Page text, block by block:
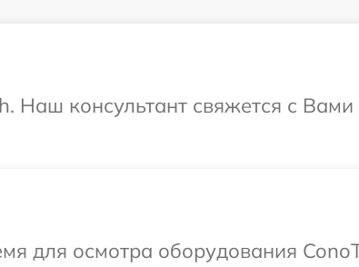
Наш консультант свяжется с
для осмотра оборудования